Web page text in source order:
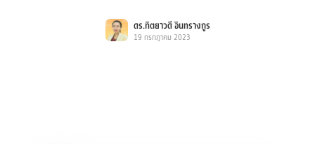
ดร.ทิตยาวดี อินทรางกูร
19 กรกฎาคม 2023